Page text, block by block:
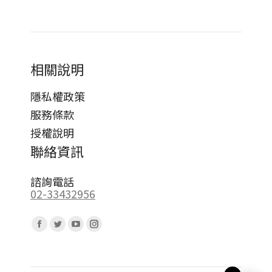
相關說明
隱私權政策
服務條款
授權說明
聯絡資訊
諮詢電話
02-33432956
Facebook
opens
Twitter
opens
YouTube
opens
Instagram
opens